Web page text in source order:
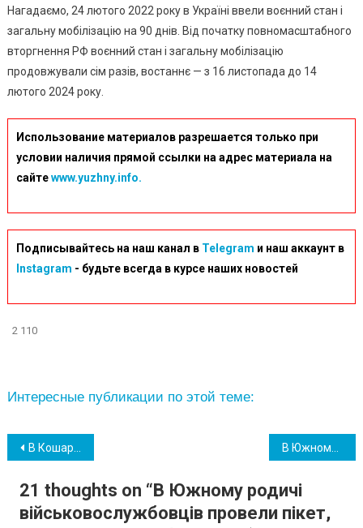
Нагадаємо, 24 лютого 2022 року в Україні ввели воєнний стан і
загальну мобілізацію на 90 днів. Від початку повномасштабного
вторгнення РФ воєнний стан і загальну мобілізацію
продовжували сім разів, востаннє — з 16 листопада до 14
лютого 2024 року.
Использование материалов разрешается только при
условии наличия прямой ссылки на адрес материала на
сайтеwww.yuzhny.info.
Подписывайтесь на наш канал в Telegram и наш аккаунт в
Instagram - будьте всегда в курсе наших новостей
2 110
Интересные публикации по этой теме:
Навігація
записів
В Кошарах рятувальники витягнули автобус зі слизької ділянки дороги В Южному провели в останню путь 49-річного військового Валерія Нехай (фото)
21 thoughts on “ В Южному родичі
військовослужбовців провели пікет,